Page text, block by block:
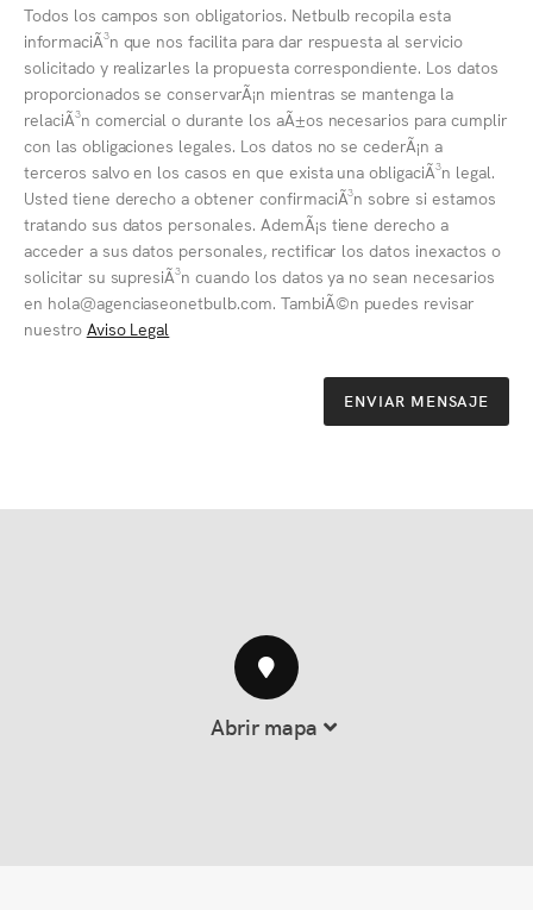
Todos los campos son obligatorios. Netbulb recopila esta
informaciÃ³n que nos facilita para dar respuesta al servicio
solicitado y realizarles la propuesta correspondiente. Los datos
proporcionados se conservarÃ¡n mientras se mantenga la
relaciÃ³n comercial o durante los aÃ±os necesarios para cumplir
con las obligaciones legales. Los datos no se cederÃ¡n a
terceros salvo en los casos en que exista una obligaciÃ³n legal.
Usted tiene derecho a obtener confirmaciÃ³n sobre si estamos
tratando sus datos personales. AdemÃ¡s tiene derecho a
acceder a sus datos personales, rectificar los datos inexactos o
solicitar su supresiÃ³n cuando los datos ya no sean necesarios
en hola@agenciaseonetbulb.com. TambiÃ©n puedes revisar
nuestro Aviso Legal
ENVIAR MENSAJE
Abrir mapa